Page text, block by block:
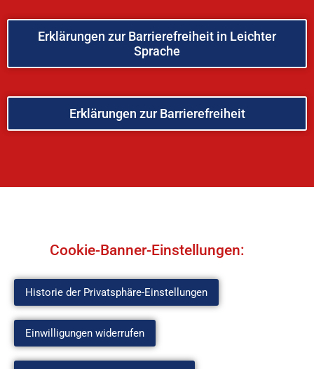
Erklärungen zur Barrierefreiheit in Leichter
Sprache
Erklärungen zur Barrierefreiheit
Cookie-Banner-Einstellungen:
Historie der Privatsphäre-Einstellungen
Einwilligungen widerrufen